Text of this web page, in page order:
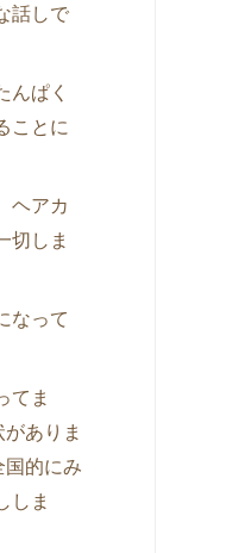
話しで
んぱく
ことに
ヘアカ
切しま
なって
てま
ありま
的にみ
しま